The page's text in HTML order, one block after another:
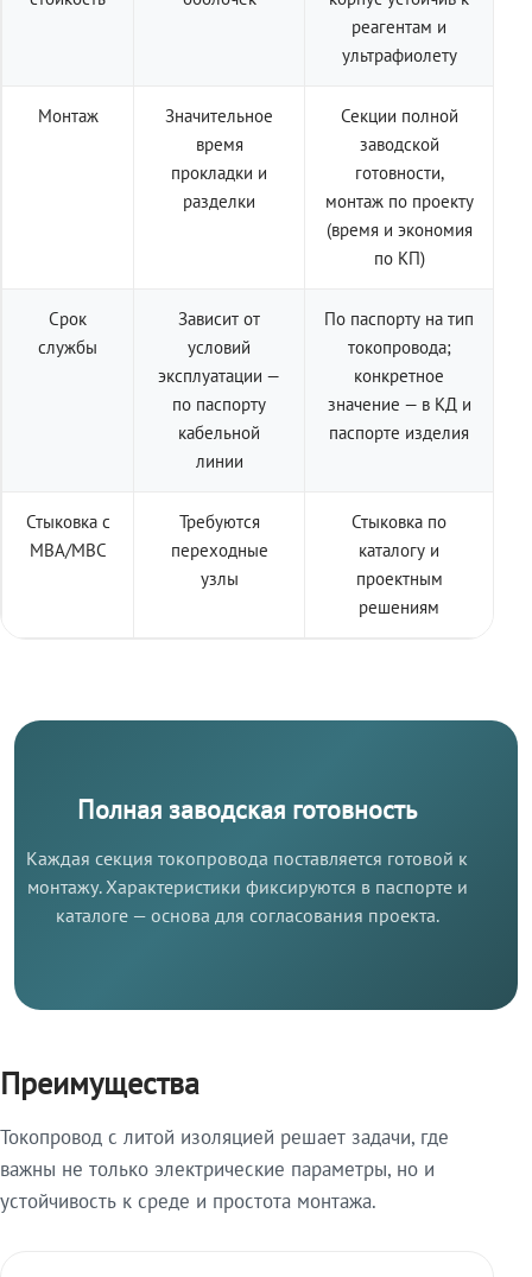
реагентам и
ультрафиолету
Монтаж
Значительное
время
прокладки и
разделки
Секции полной
заводской
готовности,
монтаж по проекту
(время и экономия
по КП)
Срок
службы
Зависит от
условий
эксплуатации —
по паспорту
кабельной
линии
По паспорту на тип
токопровода;
конкретное
значение — в КД и
паспорте изделия
Стыковка с
МВА/МВС
Требуются
переходные
узлы
Стыковка по
каталогу и
проектным
решениям
Полная заводская готовность
Каждая секция токопровода поставляется готовой к
монтажу. Характеристики фиксируются в паспорте и
каталоге — основа для согласования проекта.
Преимущества
Токопровод с литой изоляцией решает задачи, где
важны не только электрические параметры, но и
устойчивость к среде и простота монтажа.